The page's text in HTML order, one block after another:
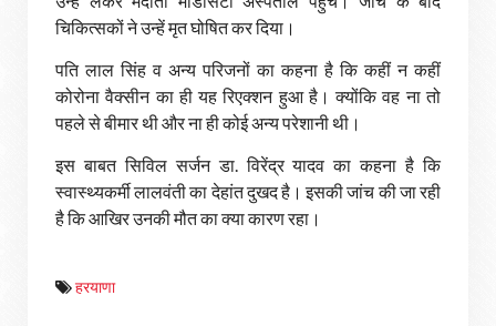
चिकित्सकों ने उन्हें मृत घोषित कर दिया।
पति लाल सिंह व अन्य परिजनों का कहना है कि कहीं न कहीं
कोरोना वैक्सीन का ही यह रिएक्शन हुआ है। क्योंकि वह ना तो
पहले से बीमार थी और ना ही कोई अन्य परेशानी थी।
इस बाबत सिविल सर्जन डा. विरेंद्र यादव का कहना है कि
स्वास्थ्यकर्मी लालवंती का देहांत दुखद है। इसकी जांच की जा रही
है कि आखिर उनकी मौत का क्या कारण रहा।
हरयाणा